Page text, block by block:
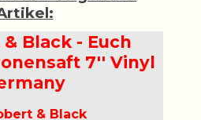
Black - Euch
7'' Vinyl
& Black